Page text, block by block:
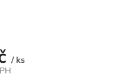
/ ks